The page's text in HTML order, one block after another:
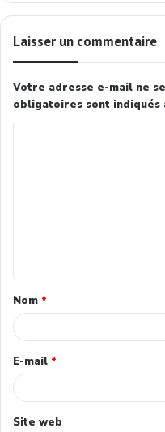
Laisser un commentaire
Votre adresse e-mail ne
obligatoires sont indiqués
Nom *
E-mail *
Site web